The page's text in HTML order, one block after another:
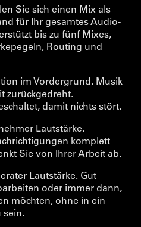
Sie sich einen Mix als
für Ihr gesamtes Audio-
bis zu fünf Mixes,
Routing und
im Vordergrund. Musik
zurückgedreht.
damit nichts stört.
Lautstärke.
komplett
Sie von Ihrer Arbeit ab.
Lautstärke. Gut
oder immer dann,
möchten, ohne in ein
sein.